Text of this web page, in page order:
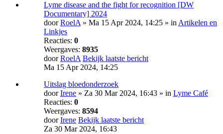
Lyme disease and the fight for recognition [DW
Documentary] 2024
doorRoelA » Ma 15 Apr 2024, 14:25 » in Artikelen en
Linkjes
Reacties: 0
Weergaves: 8935
doorRoelA Bekijk laatste bericht
Ma 15 Apr 2024, 14:25
Uitslag bloedonderzoek
doorIrene » Za 30 Mar 2024, 16:43 » in Lyme Café
Reacties: 0
Weergaves: 8594
doorIrene Bekijk laatste bericht
Za 30 Mar 2024, 16:43